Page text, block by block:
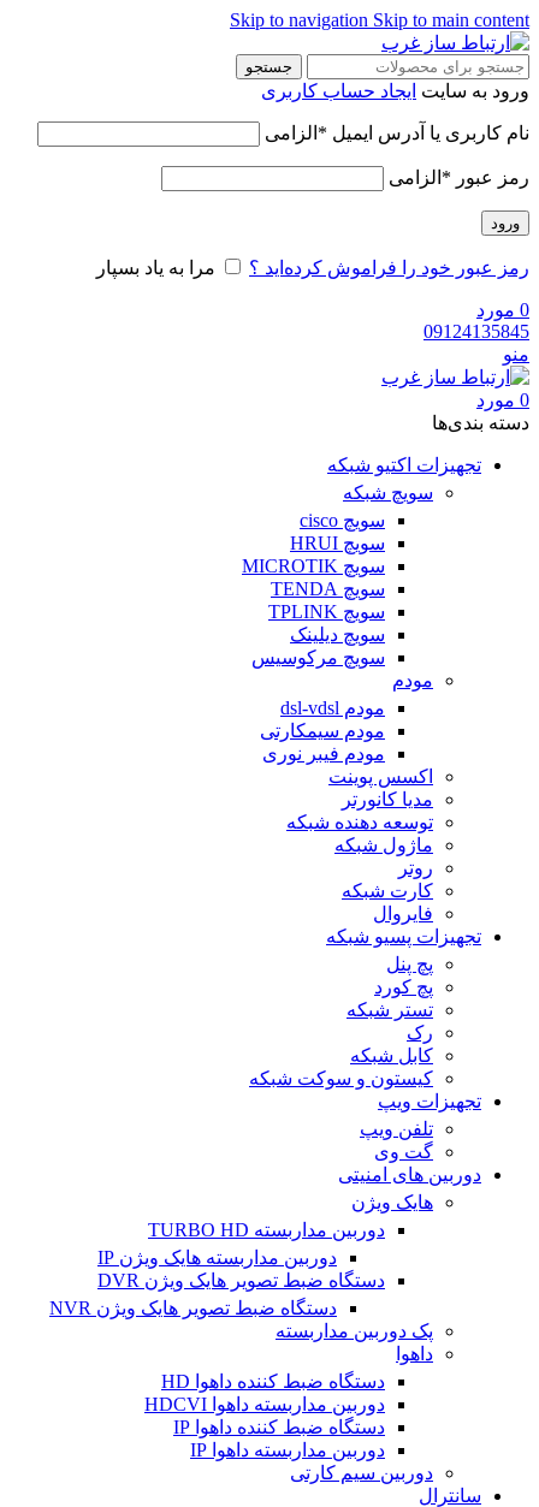
Skip to navigation Skip to main content
جستجو
ورود به سایت ایجاد حساب کاربری
نام کاربری یا آدرس ایمیل * الزامی
رمز عبور * الزامی
ورود
رمز عبور خود را فراموش کرده‌اید ؟ مرا به یاد بسپار
0 مورد
09124135845
منو
0 مورد
دسته‌ بندی‌ها
تجهیزات اکتیو شبکه
سویچ شبکه
سویچ cisco
سویچ HRUI
سویچ MICROTIK
سویچ TENDA
سویچ TPLINK
سویچ دیلینک
سویچ مرکوسیس
مودم
مودم dsl-vdsl
مودم سیمکارتی
مودم فیبر نوری
اکسس پوینت
مدیا کانورتر
توسعه دهنده شبکه
ماژول شبکه
روتر
کارت شبکه
فایروال
تجهیزات پسیو شبکه
پچ پنل
پچ کورد
تستر شبکه
رک
کابل شبکه
کیستون و سوکت شبکه
تجهیزات ویپ
تلفن ویپ
گت وی
دوربین های امنیتی
هایک ویژن
دوربین مداربسته TURBO HD
دوربین مداربسته هایک ویژن IP
دستگاه ضبط تصویر هایک ویژن DVR
دستگاه ضبط تصویر هایک ویژن NVR
پک دوربین مداربسته
داهوا
دستگاه ضبط کننده داهوا HD
دوربین مداربسته داهوا HDCVI
دستگاه ضبط کننده داهوا IP
دوربین مداربسته داهوا IP
دوربین سیم کارتی
سانترال